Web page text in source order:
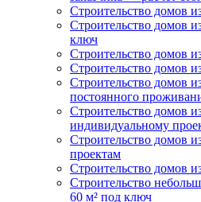
Строительство домов
Строительство домов
ключ
Строительство домов
Строительство домов
Строительство домов
постоянного
Строительство домов
индивидуальному
Строительство домов
проектам
Строительство домов
Строительство
60 м² под ключ